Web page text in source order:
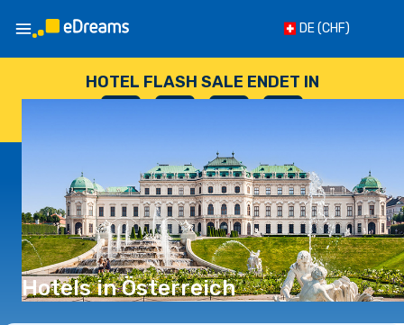
DE(CHF)
HOTEL FLASH SALE ENDET IN
Hotels in Österreich